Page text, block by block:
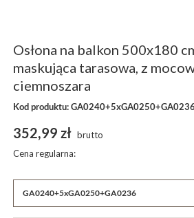
Osłona na balkon 500x180
maskująca tarasowa, z
ciemnoszara
Kod produktu: GA0240+5xGA0250+GA0236
GA0240+5xGA0250+GA0236
352,99 zł brutto
Cena regularna: